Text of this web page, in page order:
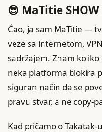
😎 MaTitie SHOW
Ćao, ja sam MaTitie —
veze sa internetom,
sadržajem. Znam
neka platforma blokira
siguran način da se
pravu stvar, a ne copy-
Kad pričamo o